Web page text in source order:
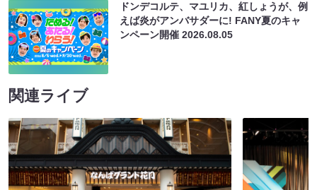
ドンデコルテ、マユリカ、紅しょうが、例
えば炎がアンバサダーに! FANY夏のキャ
ンペーン開催2026.08.05
関連ライブ